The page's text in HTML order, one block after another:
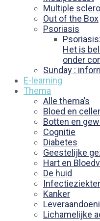
Multiple
Out of the Box
Psoriasis
Psoriasis:
Het is
onder
Sunday :
E-learning
Thema
Alle thema’s
Bloed en
Botten en
Cognitie
Diabetes
Geestelijke
Hart en
De huid
Kanker
Lichamelijke